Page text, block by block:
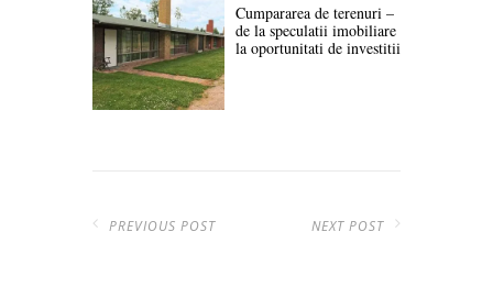
Cumpararea de terenuri –
de la speculatii imobiliare
la oportunitati de investitii
PREVIOUS POST NEXT POST